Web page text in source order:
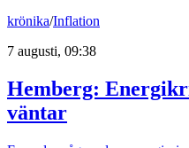
krönika/Inflation
7 augusti, 09:38
Hemberg:
väntar